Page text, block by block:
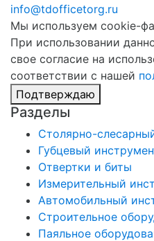
info@tdofficetorg.ru
Мы используем cookie-
При использовании
свое согласие на
соответствии с нашей
Подтверждаю
Разделы
Столярно-
Губцевый
Отвертки и биты
Измерительный
Автомобильный
Строительное
Паяльное